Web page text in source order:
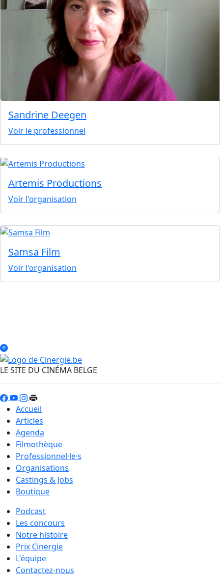
Sandrine Deegen
Voir le professionnel
Artemis Productions
Voir l'organisation
Samsa Film
Voir l'organisation
LE SITE DU CINÉMA BELGE
Accueil
Articles
Agenda
Filmothèque
Professionnel·le·s
Organisations
Castings & Jobs
Boutique
Podcast
Les concours
Notre histoire
Prix Cinergie
L'équipe
Contactez-nous